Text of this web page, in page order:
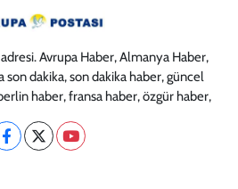
Avrupa Haber, Almanya Haber,
son dakika, son dakika haber, güncel
haber, fransa haber, özgür haber,